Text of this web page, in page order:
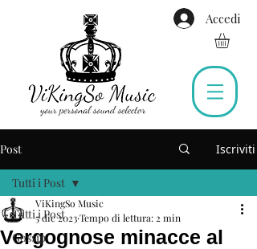
Accedi
Post Iscriviti
Tutti i Post
Gossip
Tutti i Post
Vergognose minacce al
ViKingSo Music
5 dic 2023Tempo di lettura: 2 min